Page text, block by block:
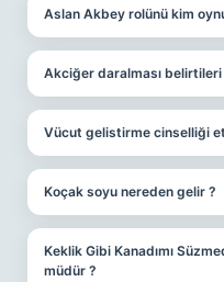
Aslan Akbey rolünü kim
Akciğer daralması
Vücut gelistirme cinselliği
Koçak soyu nereden gelir ?
Keklik Gibi Kanadımı
müdür ?